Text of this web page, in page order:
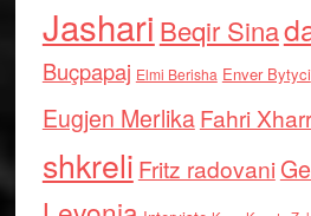
Jashari Beqir Sina
Buçpapaj Elmi Berisha Enver Bytyci
Eugjen MerlikaFahri
shkreli Fritz radovani